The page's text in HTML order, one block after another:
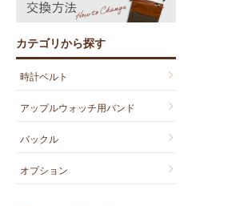
カテゴリから探す
時計ベルト
アップルウォッチ用バンド
バックル
オプション